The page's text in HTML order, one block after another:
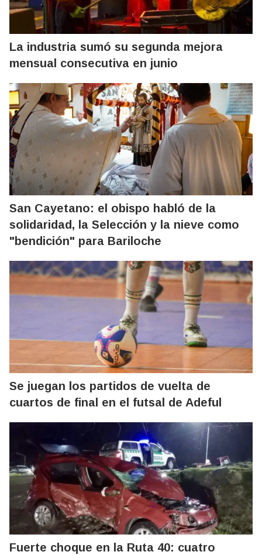
La industria sumó su segunda mejora
mensual consecutiva en junio
San Cayetano: el obispo habló de la
solidaridad, la Selección y la nieve como
"bendición" para Bariloche
Se juegan los partidos de vuelta de
cuartos de final en el futsal de Adeful
Fuerte choque en la Ruta 40: cuatro